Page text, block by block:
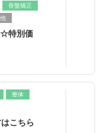
骨盤矯正
☆特別価
整体
こちら